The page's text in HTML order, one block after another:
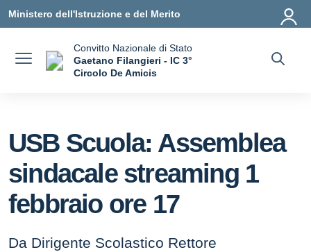
Ministero dell'Istruzione e del Merito
Convitto Nazionale di Stato
Gaetano Filangieri - IC 3°
Circolo De Amicis
USB Scuola: Assemblea
sindacale streaming 1
febbraio ore 17
Da Dirigente Scolastico Rettore